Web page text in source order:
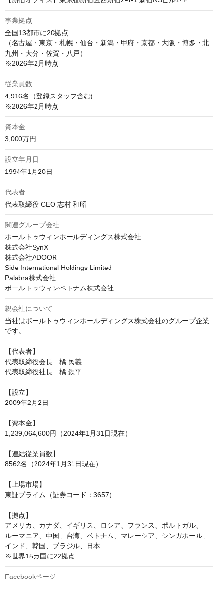
事業拠点
全国13都市に20拠点
（名古屋・東京・札幌・仙台・新潟・甲府・京都・大阪・博多・北
九州・大分・佐賀・八戸）
※2026年2月時点
従業員数
4,916名（登録スタッフ含む)
※2026年2月時点
資本金
3,000万円
設立年月日
代表者
代表取締役 CEO 志村 和昭
関連グループ会社
ポールトゥウィンホールディングス株式会社
株式会社SynX
株式会社ADOOR
Side International Holdings Limited
Palabra株式会社
ポールトゥウィンベトナム株式会社
親会社について
当社はポールトゥウィンホールディングス株式会社のグループ企業
です。
【代表者】
代表取締役会長　橘 民義
代表取締役社長　橘 鉄平
【設立】
2009年2月2日
【資本金】
1,239,064,600円（2024年1月31日現在）
【連結従業員数】
8562名（2024年1月31日現在）
【上場市場】
東証プライム（証券コード：3657）
【拠点】
アメリカ、カナダ、イギリス、ロシア、フランス、ポルトガル、
ルーマニア、中国、台湾、ベトナム、マレーシア、シンガポール、
インド、韓国、ブラジル、日本
※世界15カ国に22拠点
Facebookページ